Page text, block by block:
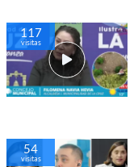
117
visitas
54
visitas